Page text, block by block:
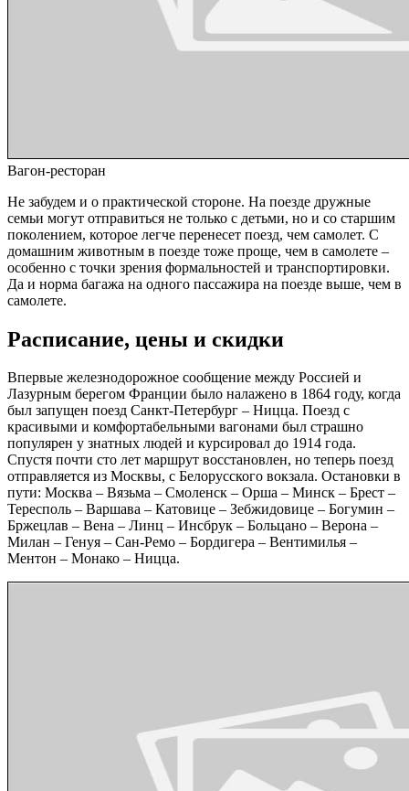
Вагон-ресторан
Не забудем и о практической стороне. На поезде дружные
семьи могут отправиться не только с детьми, но и со старшим
поколением, которое легче перенесет поезд, чем самолет. С
домашним животным в поезде тоже проще, чем в самолете –
особенно с точки зрения формальностей и транспортировки.
Да и норма багажа на одного пассажира на поезде выше, чем в
самолете.
Расписание, цены и скидки
Впервые железнодорожное сообщение между Россией и
Лазурным берегом Франции было налажено в 1864 году, когда
был запущен поезд Санкт-Петербург – Ницца. Поезд с
красивыми и комфортабельными вагонами был страшно
популярен у знатных людей и курсировал до 1914 года.
Спустя почти сто лет маршрут восстановлен, но теперь поезд
отправляется из Москвы, с Белорусского вокзала. Остановки в
пути: Москва – Вязьма – Смоленск – Орша – Минск – Брест –
Тересполь – Варшава – Катовице – Зебжидовице – Богумин –
Бржецлав – Вена – Линц – Инсбрук – Больцано – Верона –
Милан – Генуя – Сан-Ремо – Бордигера – Вентимилья –
Ментон – Монако – Ницца.